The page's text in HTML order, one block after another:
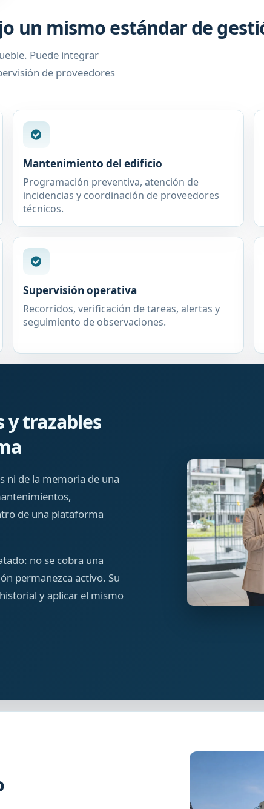
un mismo estándar de
Puede integrar
de proveedores
Mantenimiento del edificio
Programación preventiva, atención de
incidencias y coordinación de proveedores
técnicos.
Supervisión operativa
Recorridos, verificación de tareas, alertas y
seguimiento de observaciones.
y trazables
ni de la memoria de una
de una plataforma
no se cobra una
permanezca activo. Su
y aplicar el mismo